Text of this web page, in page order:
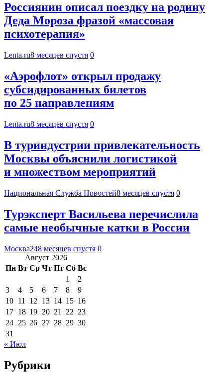
Россиянин описал поездку на родину
Деда Мороза фразой «массовая
психотерапия»
Lenta.ru8 месяцев спустя 0
«Аэрофлот» открыл продажу
субсидированных билетов
по 25 направлениям
Lenta.ru8 месяцев спустя 0
В туриндустрии привлекательность
Москвы объяснили логистикой
и множеством мероприятий
Национальная Служба Новостей8 месяцев спустя 0
Турэксперт Васильева перечислила
самые необычные катки в России
Москва248 месяцев спустя 0
Август 2026
Пн Вт Ср Чт Пт Сб Вс
1
2
3
4 5 6 7 8
9
10 11 12 13 14 15 16
17 18 19 20 21 22 23
24 25 26 27 28 29 30
31
« Июл
Рубрики